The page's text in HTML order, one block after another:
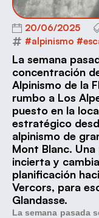
20/06/2025
#alpinismo
La semana
concentración
Alpinismo de la
rumbo a Los
puesto en la
estratégico
alpinismo de
Mont Blanc.
incierta y
planificación
Vercors, para
Glandasse.
La semana pasada